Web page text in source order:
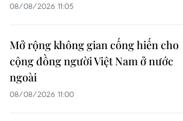
08/08/2026 11:05
Mở rộng không gian cống hiến cho
cộng đồng người Việt Nam ở nước
ngoài
08/08/2026 11:00